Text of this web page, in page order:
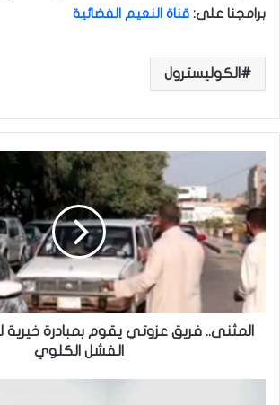
برامجنا على: قناة النعيم الفضائية
الكوليسترول
ل
م
ن
ف
المثنى.. فريق عزوتي يقوم بمبادرة
الفشل الكلوي